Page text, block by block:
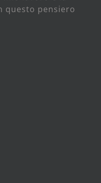
questo pensiero